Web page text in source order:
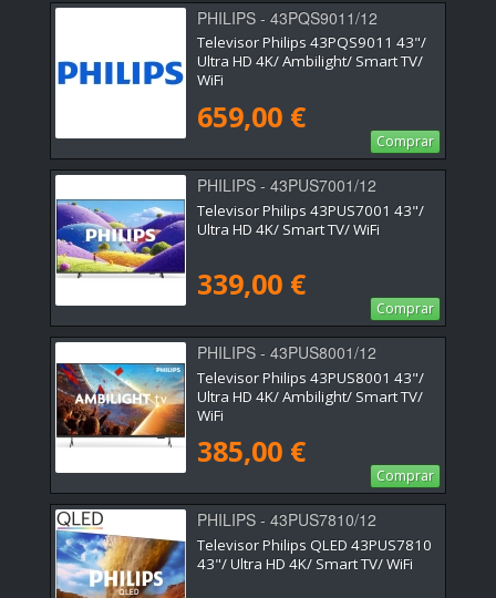
PHILIPS - 43PQS9011/12
Televisor Philips 43PQS9011 43"/
Ultra HD 4K/ Ambilight/ Smart TV/
WiFi
659,00 €
Comprar
PHILIPS - 43PUS7001/12
Televisor Philips 43PUS7001 43"/
Ultra HD 4K/ Smart TV/ WiFi
339,00 €
Comprar
PHILIPS - 43PUS8001/12
Televisor Philips 43PUS8001 43"/
Ultra HD 4K/ Ambilight/ Smart TV/
WiFi
385,00 €
Comprar
PHILIPS - 43PUS7810/12
Televisor Philips QLED 43PUS7810
43"/ Ultra HD 4K/ Smart TV/ WiFi